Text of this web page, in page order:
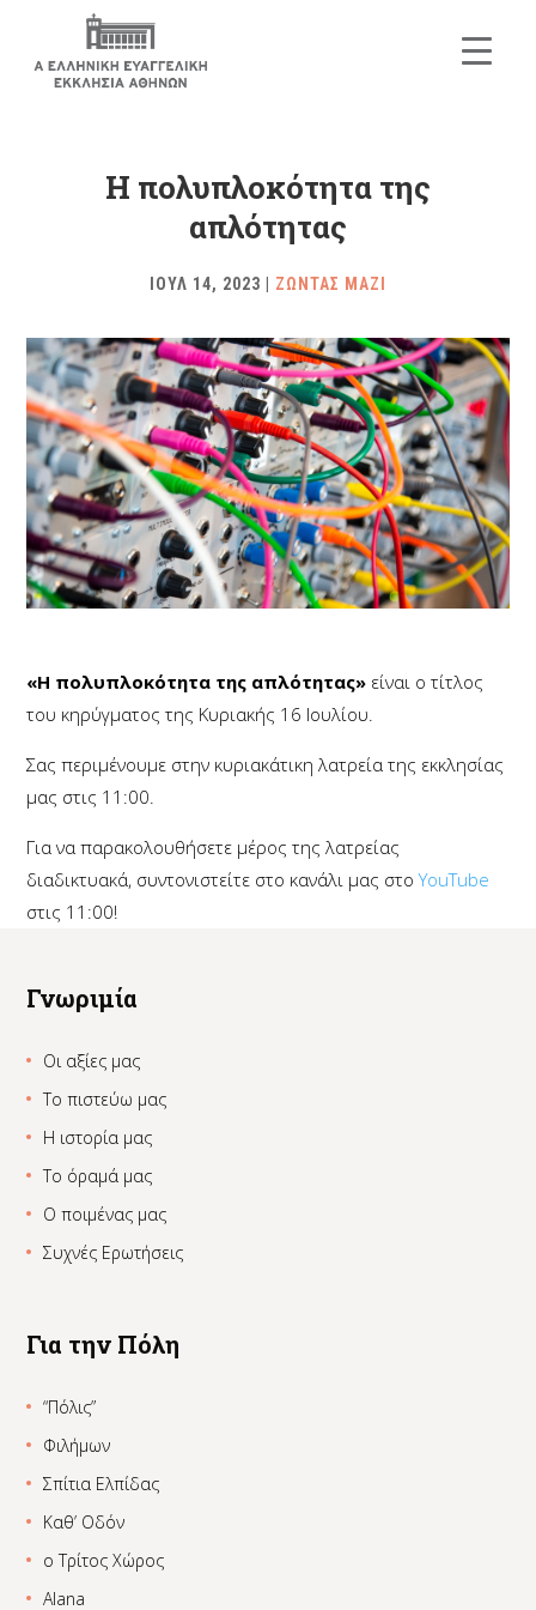
Η πολυπλοκότητα της
απλότητας
ΙΟΥΛ 14, 2023 ΖΩΝΤΑΣ ΜΑΖΙ
«Η πολυπλοκότητα της απλότητας» είναι ο τίτλος
του κηρύγματος της Κυριακής 16 Ιουλίου.
Σας περιμένουμε στην κυριακάτικη λατρεία της εκκλησίας
μας στις 11:00.
Για να παρακολουθήσετε μέρος της λατρείας
διαδικτυακά, συντονιστείτε στο κανάλι μας στοYouTube
στις 11:00!
Γνωριμία
Οι αξίες μας
Το πιστεύω μας
Η ιστορία μας
Το όραμά μας
Ο ποιμένας μας
Συχνές Ερωτήσεις
Για την Πόλη
“Πόλις”
Φιλήμων
Σπίτια Ελπίδας
Καθ’ Οδόν
ο Τρίτος Χώρος
Alana